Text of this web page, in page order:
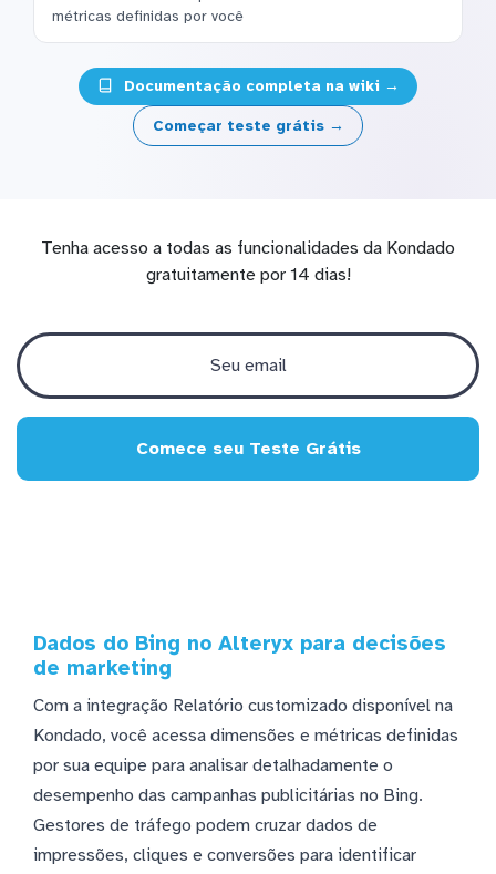
métricas definidas por você
Documentação completa na wiki →
Começar teste grátis →
Tenha acesso a todas as funcionalidades da Kondado
gratuitamente por 14 dias!
Comece seu Teste Grátis
Dados do Bing no Alteryx para decisões
de marketing
Com a integração Relatório customizado disponível na
Kondado, você acessa dimensões e métricas definidas
por sua equipe para analisar detalhadamente o
desempenho das campanhas publicitárias no Bing.
Gestores de tráfego podem cruzar dados de
impressões, cliques e conversões para identificar